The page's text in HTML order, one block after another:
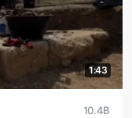
1:43
10.4B